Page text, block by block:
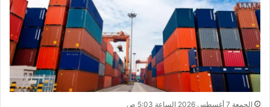
الجمعة 7 أغسطس 2026 الساعة 5:03 ص